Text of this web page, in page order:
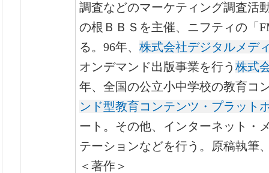
調査などのマーケティング調査活
の根ＢＢＳを主催、ニフティの「
る。96年、 株式会社デジタルメデ
オンデマンド出版事業を行う 株式
年、全国の公立小中学校の教育コ
ンド型教育コンテンツ・プラット
ート。その他、インターネット・
テーションなどを行う。原稿執筆
＜著作＞